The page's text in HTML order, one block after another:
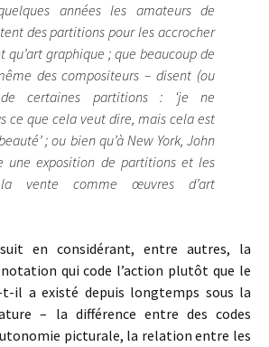
années les amateurs de
des partitions pour les accrocher
qu’art graphique ; que beaucoup de
des compositeurs – disent (ou
certaines partitions : ‘je ne
ce que cela veut dire, mais cela est
; ou bien qu’à New York, John
une exposition de partitions et les
vente comme œuvres d’art
en considérant, entre autres, la
qui code l’action plutôt que le
il a existé depuis longtemps sous la
– la différence entre des codes
picturale, la relation entre les